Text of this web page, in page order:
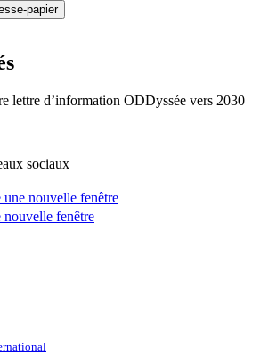
papier
lettre d’information ODDyssée vers 2030
sociaux
une nouvelle fenêtre
nouvelle fenêtre